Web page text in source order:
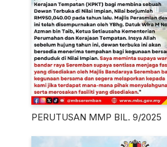
PERUTUSAN MMP BIL. 9/2025